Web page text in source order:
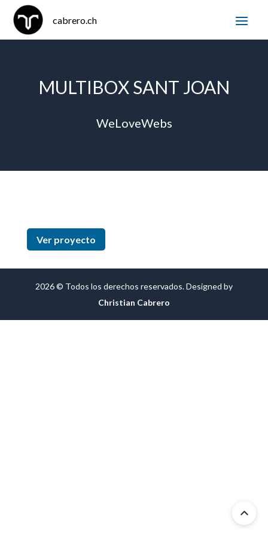
MULTIBOX SANT JOAN
WeLoveWebs
Ver proyecto
2026 © Todos los derechos reservados. Designed by
Christian Cabrero